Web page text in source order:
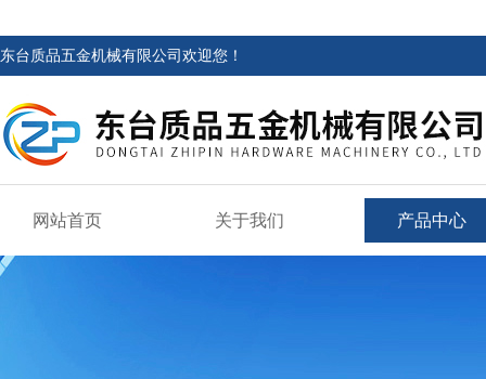
东台质品五金机械有限公司欢迎您！
网站首页 关于我们 产品中心